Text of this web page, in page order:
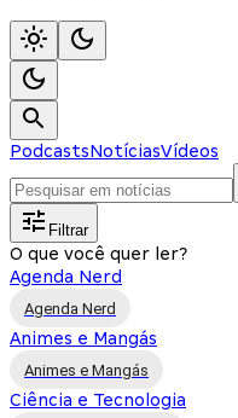
PodcastsNotíciasVídeos
Filtrar
O que você quer ler?
Agenda Nerd
Agenda Nerd
Animes e Mangás
Animes e Mangás
Ciência e Tecnologia